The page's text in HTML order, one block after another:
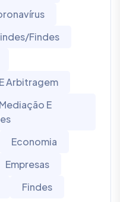
Findes
Arbitragem
E
Economia
Empresas
Findes